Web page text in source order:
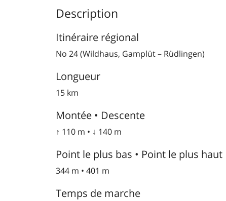
Description
Itinéraire régional
No 24 (Wildhaus, Gamplüt – Rüdlingen)
Longueur
15 km
Montée • Descente
↑ 110 m • ↓ 140 m
Point le plus bas • Point le plus haut
344 m • 401 m
Temps de marche